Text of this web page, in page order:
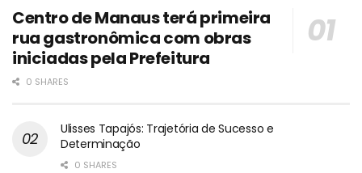
Centro de Manaus terá primeira
rua gastronômica com obras
iniciadas pela Prefeitura
0 SHARES
Ulisses Tapajós: Trajetória de Sucesso e
Determinação
0 SHARES